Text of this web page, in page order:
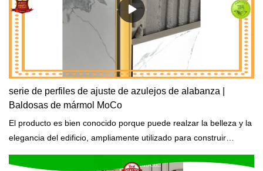
serie de perfiles de ajuste de azulejos de alabanza |
Baldosas de mármol MoCo
El producto es bien conocido porque puede realzar la belleza y la
elegancia del edificio, ampliamente utilizado para construir